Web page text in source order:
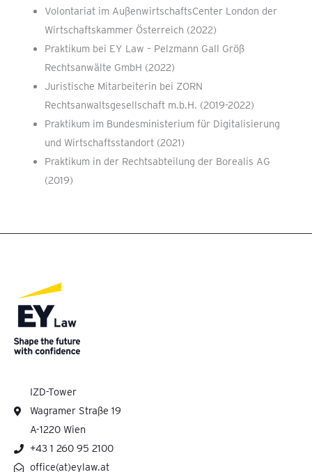
Volontariat im AußenwirtschaftsCenter London der
Wirtschaftskammer Österreich (2022)
Praktikum bei EY Law – Pelzmann Gall Größ
Rechtsanwälte GmbH (2022)
Juristische Mitarbeiterin bei ZORN
Rechtsanwaltsgesellschaft m.b.H. (2019-2022)
Praktikum im Bundesministerium für Digitalisierung
und Wirtschaftsstandort (2021)
Praktikum in der Rechtsabteilung der Borealis AG
(2019)
IZD-Tower
Wagramer Straße 19
A-1220 Wien
+43 1 260 95 2100
office(at)eylaw.at